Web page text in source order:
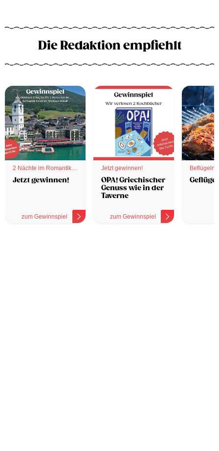
Die Redaktion empfiehlt
2 Nächte im Romantik
Hotel
Jetzt gewinnen!
zum Gewinnspiel
Jetzt gewinnen!
OPA! Griechischer
Genuss wie in der
Taverne
zum Gewinnspiel